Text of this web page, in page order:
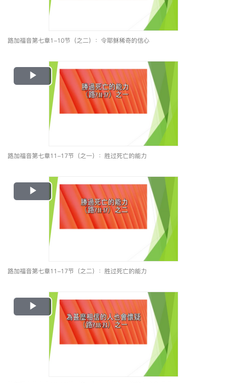
路加福音第七章1-10节（之二）：令耶稣稀奇的信心
Play
Video
路加福音第七章11-17节（之一）：胜过死亡的能力
Play
Video
路加福音第七章11-17节（之二）：胜过死亡的能力
Play
Video